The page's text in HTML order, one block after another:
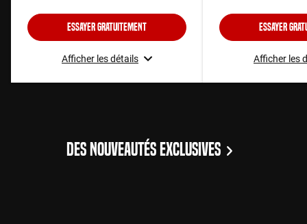
Essayer gratuitement
Afficher les détails
Essayer
Afficher les
DES NOUVEAUTÉS EXCLUSIVES